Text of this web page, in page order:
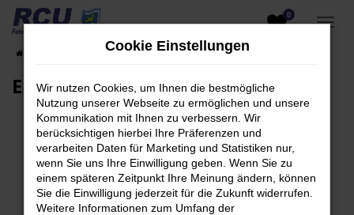
Zum
Hauptinhalt
springen
0
EU-Fahrzeuge am Lager Fahrzeugsuche
EU-Neuwagen für Händler
Fehler: Network Error
Beim Laden ist ein Fehler aufgetreten.
Hier sind ein paar Tipps, die dir helfen können:
Cookie Einstellungen
Wir nutzen Cookies, um Ihnen die bestmögliche
Nutzung unserer Webseite zu ermöglichen und unsere
Kommunikation mit Ihnen zu verbessern. Wir
berücksichtigen hierbei Ihre Präferenzen und
verarbeiten Daten für Marketing und Statistiken nur,
wenn Sie uns Ihre Einwilligung geben. Wenn Sie zu
einem späteren Zeitpunkt Ihre Meinung ändern, können
Sie die Einwilligung jederzeit für die Zukunft widerrufen.
Weitere Informationen zum Umfang der